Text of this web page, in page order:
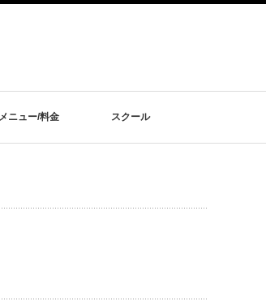
ニュー/料金 スクール